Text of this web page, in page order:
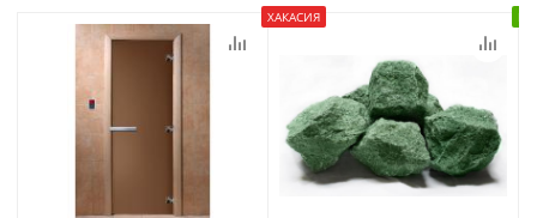
ХАКАСИЯ В